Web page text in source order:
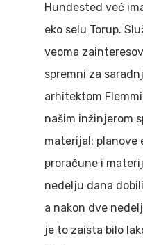
Hundested već
eko selu Torup.
veoma
spremni za
arhitektom
našim inžinjerom
materijal: planove
proračune i
nedelju dana
a nakon dve
je to zaista bilo